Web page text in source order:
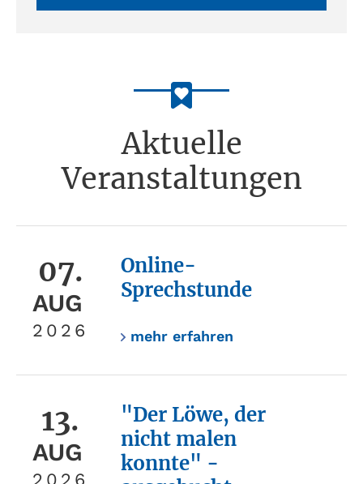
Aktuelle
Veranstaltungen
07.
AUG
2026
Online-
Sprechstunde
mehr erfahren
13.
AUG
2026
"Der Löwe, der
nicht malen
konnte" -